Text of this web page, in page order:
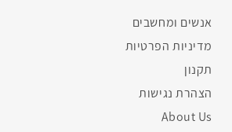
אנשים ומחשבים
מדיניות הפרטיות
תקנון
הצהרת נגישות
About Us